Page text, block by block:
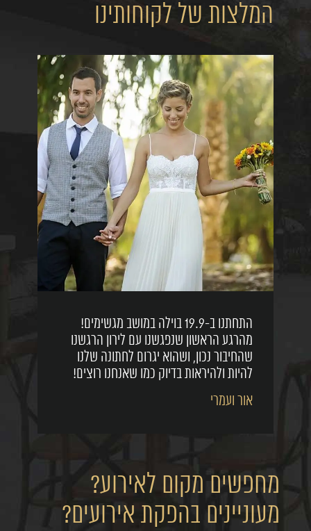
המלצות של לקוחותינו
התחתנו ב-19.9 בוילה במושב מגשימים!
מהרגע הראשון שנפגשנו עם לירון הרגשנו
שהחיבור נכון, ושהוא יגרום לחתונה שלנו
להיות ולהיראות בדיוק כמו שאנחנו רוצים!
אור ועמרי
מחפשים מקום לאירוע?
מעוניינים בהפקת אירועים?